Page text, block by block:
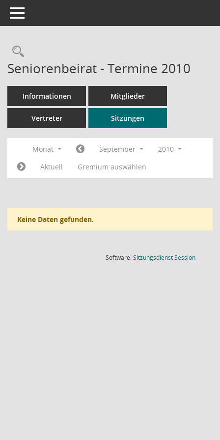
Toggle navigation
Rechercheauswahl
Seniorenbeirat - Termine 2010
Informationen Mitglieder
Vertreter Sitzungen
Monat September
2010
Aktuell
Gremium auswählen
Keine Daten gefunden.
Software:SitzungsdienstSession(Wird in